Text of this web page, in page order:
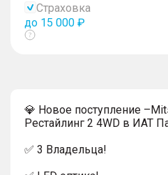
Страховка
до 15 000 ₽
Показать
💎 Новое поступление
Рестайлинг 2 4WD в ИАТ
✅ 3 Владельца!